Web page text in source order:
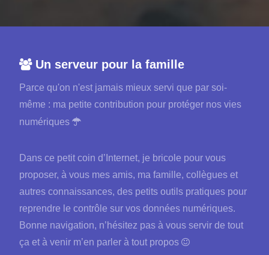
Un serveur pour la famille
Parce qu'on n'est jamais mieux servi que par soi-
même : ma petite contribution pour protéger nos vies
numériques
Dans ce petit coin d’Internet, je bricole pour vous
proposer, à vous mes amis, ma famille, collègues et
autres connaissances, des petits outils pratiques pour
reprendre le contrôle sur vos données numériques.
Bonne navigation, n’hésitez pas à vous servir de tout
ça et à venir m’en parler à tout propos